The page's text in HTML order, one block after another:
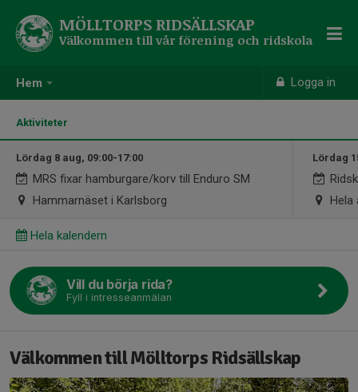
Hem Logga in
MÖLLTORPS RIDSÄLLSKAP
Välkommen till vår förening och ridskola
Aktiviteter
Lördag 8 aug, 09:00-17:00
MRS fixar hamburgare/korv till Enduro SM
Hammarnäset i Karlsborg
Lördag
Hela
Hela kalendern
Vill du börja rida?
Fyll i intresseanmälan
Välkommen till Mölltorps Ridsällskap